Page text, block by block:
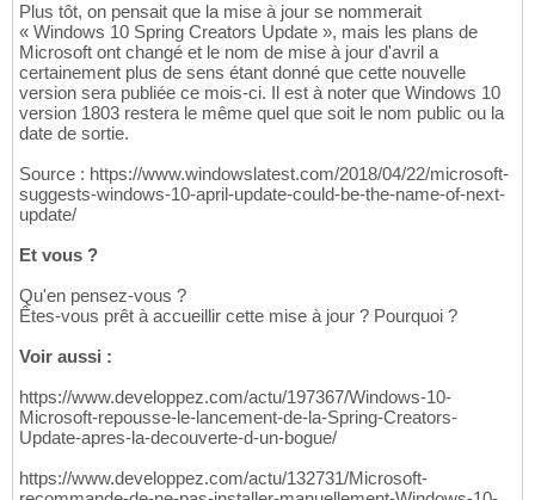
Plus tôt, on pensait que la mise à jour se nommerait
« Windows 10 Spring Creators Update », mais les plans de
Microsoft ont changé et le nom de mise à jour d'avril a
certainement plus de sens étant donné que cette nouvelle
version sera publiée ce mois-ci. Il est à noter que Windows 10
version 1803 restera le même quel que soit le nom public ou la
date de sortie.
Source : https://www.windowslatest.com/2018/04/22/microsoft-
suggests-windows-10-april-update-could-be-the-name-of-next-
update/
Et vous ?
Qu'en pensez-vous ?
Êtes-vous prêt à accueillir cette mise à jour ? Pourquoi ?
Voir aussi :
https://www.developpez.com/actu/197367/Windows-10-
Microsoft-repousse-le-lancement-de-la-Spring-Creators-
Update-apres-la-decouverte-d-un-bogue/
https://www.developpez.com/actu/132731/Microsoft-